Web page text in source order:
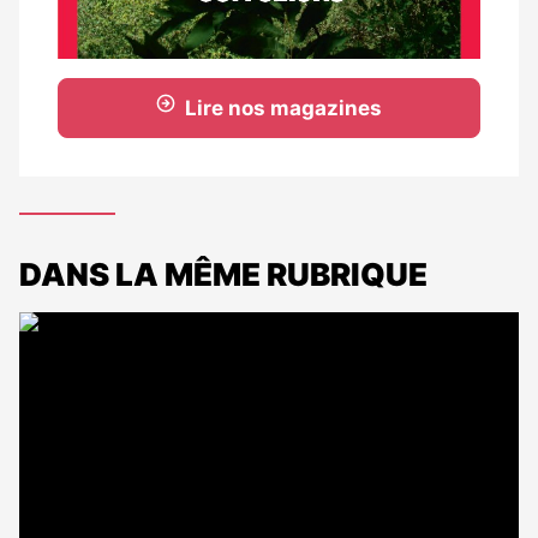
Lire nos magazines
DANS LA MÊME RUBRIQUE